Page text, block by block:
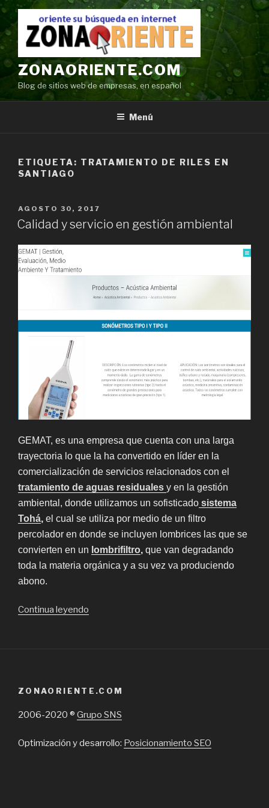
Ir
contenido
ZONAORIENTE.COM
Blog de sitios web de empresas, en español
Menú
ETIQUETA: TRATAMIENTO DE RILES EN
SANTIAGO
POSTED
ON
AGOSTO 30, 2017
Calidad y servicio en gestión ambiental
GEMAT, es una empresa que cuenta con una larga
trayectoria lo que la ha convertido en líder en la
comercialización de servicios relacionados con el
tratamiento de aguas residuales y en la gestión
ambiental, donde utilizamos un sofisticado sistema
Tohá, el cual se utiliza por medio de un filtro
percolador en donde se incluyen lombrices las que se
convierten en un lombrifiltro, que van degradando
toda la materia orgánica y a su vez va produciendo
abono.
Continua leyendo
ZONAORIENTE.COM
2006-2020 ® Grupo SNS
Optimización y desarrollo: Posicionamiento SEO